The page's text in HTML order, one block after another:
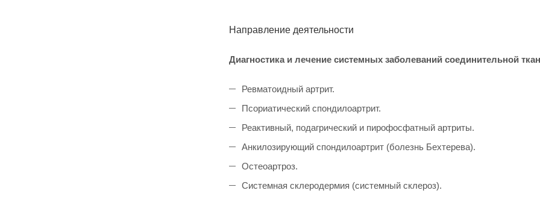
Направление деятельности
Диагностика и лечение системных заболеваний соединительной
Ревматоидный артрит.
Псориатический спондилоартрит.
Реактивный, подагрический и пирофосфатный артриты.
Анкилозирующий спондилоартрит (болезнь Бехтерева).
Остеоартроз.
Системная склеродермия (системный склероз).